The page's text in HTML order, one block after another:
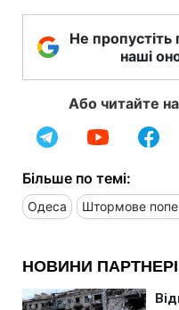
Не пропустіть
наші
Або читайте
Більше по темі:
Одеса Штормове